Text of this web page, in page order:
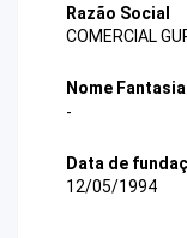
Razão Social
COMERCIAL
Nome Fantasia
-
Data de
12/05/1994